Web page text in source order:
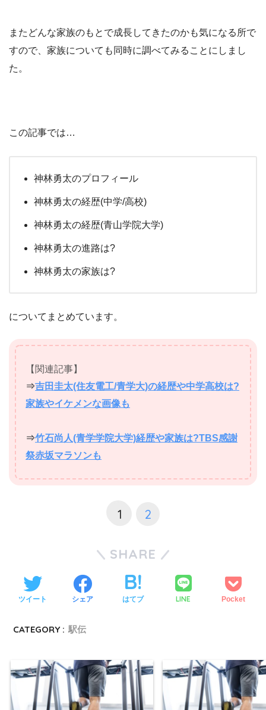
またどんな家族のもとで成長してきたのかも気になる所で
すので、家族についても同時に調べてみることにしまし
た。
この記事では…
神林勇太のプロフィール
神林勇太の経歴(中学/高校)
神林勇太の経歴(青山学院大学)
神林勇太の進路は?
神林勇太の家族は?
についてまとめています。
【関連記事】
⇒吉田圭太(住友電工/青学大)の経歴や中学高校は?
家族やイケメンな画像も
⇒竹石尚人(青学学院大学)経歴や家族は?TBS感謝
祭赤坂マラソンも
1 2
SHARE
ツイート シェア はてブ LINE Pocket
CATEGORY : 駅伝